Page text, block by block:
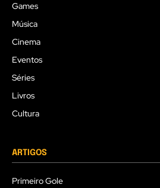
Games
Música
Cinema
Eventos
Séries
Livros
Cultura
ARTIGOS
Primeiro Gole